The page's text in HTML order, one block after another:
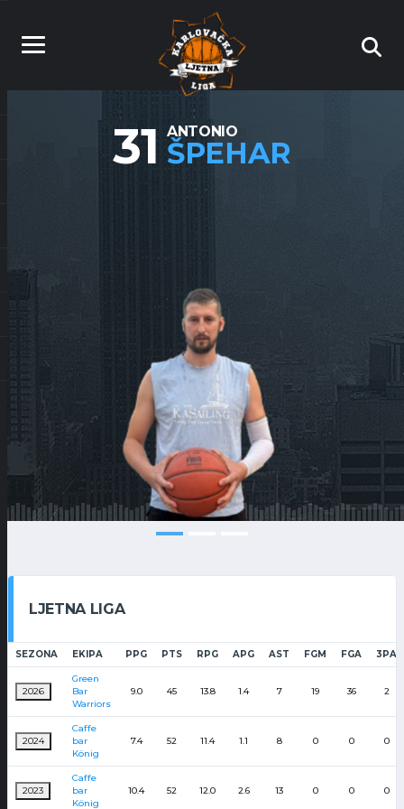
31 ANTONIO
ŠPEHAR
LJETNA LIGA
SEZONA EKIPA PPG PTS RPG APG AST FGM FGA 3PA
2026
Green
Bar
Warriors
9.0 45 13.8 1.4 7 19 36 2
2024
Caffe
bar
König
7.4 52 11.4 1.1 8 0 0 0
2023
Caffe
bar
König
10.4 52 12.0 2.6 13 0 0 0